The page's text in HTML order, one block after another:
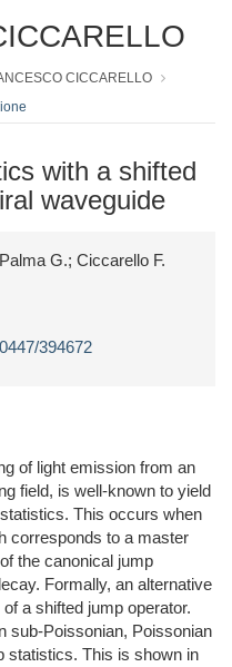
CICCARELLO
with a shifted
waveguide
G.; Ciccarello F.
394672
of light emission from an
field, is well-known to yield
This occurs when
corresponds to a master
the canonical jump
Formally, an alternative
a shifted jump operator.
sub-Poissonian, Poissonian
statistics. This is shown in